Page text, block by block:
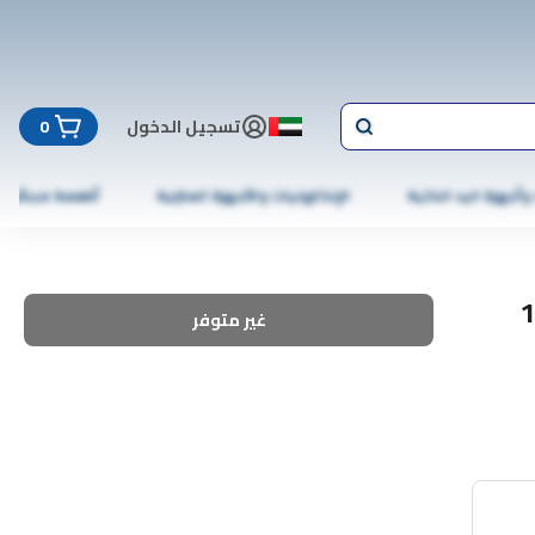
تسجيل الدخول 0
اليد الذكية الإلكترونيات والأجهزة المنزلية أطعمة مجمّدة
رحيق الماس، مادة مضافة للمغذيات، 0-1-1، 1 غير متوفر